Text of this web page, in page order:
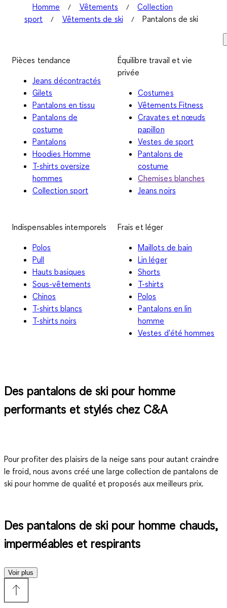
Homme Vêtements
Collection
sport
Vêtements de ski Pantalons de ski
Pièces tendance
Jeans décontractés
Gilets
Pantalons en tissu
Pantalons de
costume
Pantalons
Hoodies Homme
T-shirts oversize
hommes
Collection sport
Équilibre travail et vie
privée
Costumes
Vêtements Fitness
Cravates et nœuds
papillon
Vestes de sport
Pantalons de
costume
Chemises blanches
Jeans noirs
Indispensables intemporels
Polos
Pull
Hauts basiques
Sous-vêtements
Chinos
T-shirts blancs
T-shirts noirs
Frais et léger
Maillots de bain
Lin léger
Shorts
T-shirts
Polos
Pantalons en lin
homme
Vestes d'été hommes
Des pantalons de ski pour homme
performants et stylés chez C&A
Pour profiter des plaisirs de la neige sans pour autant craindre
le froid, nous avons créé une large collection de pantalons de
ski pour homme de qualité et proposés aux meilleurs prix.
Des pantalons de ski pour homme chauds,
imperméables et respirants
Parce que nous sommes conscients qu'un vêtement de ski
influe sur les
Voir plus